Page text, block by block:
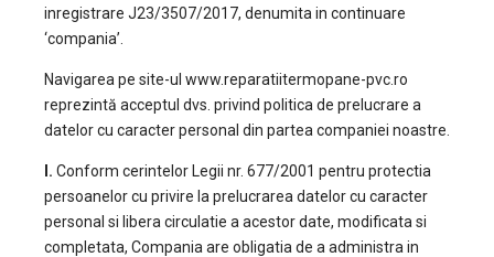
inregistrare J23/3507/2017, denumita in continuare
‘compania’.
Navigarea pe site-ul www.reparatiitermopane-pvc.ro
reprezintă acceptul dvs. privind politica de prelucrare a
datelor cu caracter personal din partea companiei noastre.
I. Conform cerintelor Legii nr. 677/2001 pentru protectia
persoanelor cu privire la prelucrarea datelor cu caracter
personal si libera circulatie a acestor date, modificata si
completata, Compania are obligatia de a administra in